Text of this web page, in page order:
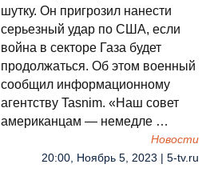
шутку. Он пригрозил нанести
серьезный удар по США, если
война в секторе Газа будет
продолжаться. Об этом военный
сообщил информационному
агентству Tasnim. «Наш совет
американцам — немедле …
Новости
20:00, Ноябрь 5, 2023 | 5-tv.ru